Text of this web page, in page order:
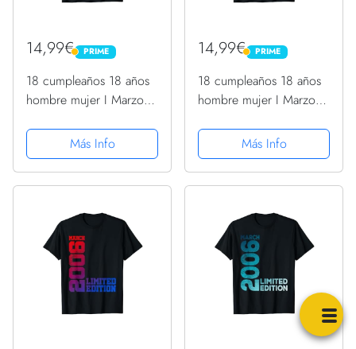
14,99€ PRIME
PRIME
18 cumpleaños 18 años
hombre mujer I Marzo
Más Info
14,99€ PRIME
PRIME
18 cumpleaños 18 años
hombre mujer I Marzo
Más Info